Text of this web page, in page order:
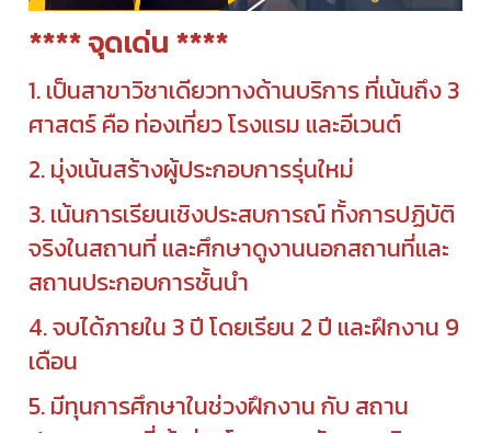
**** จุดเด่น ****
1. เป็นสาขาวิชาเดียวทางด้านบริการ ที่เน้นถึง 3
ศาสตร์ คือ ท่องเที่ยว โรงแรม และอีเวนต์
2. มุ่งเน้นสร้างผู้ประกอบการรุ่นใหม่
3. เน้นการเรียนเชิงประสบการณ์ ทั้งการปฏิบัติ
จริงในสถานที่ และศึกษาดูงานนอกสถานที่และ
สถานประกอบการชั้นนำ
4. จบได้ภายใน 3 ปี โดยเรียน 2 ปี และฝึกงาน 9
เดือน
5. มีทุนการศึกษาในช่วงฝึกงาน กับ สถาน